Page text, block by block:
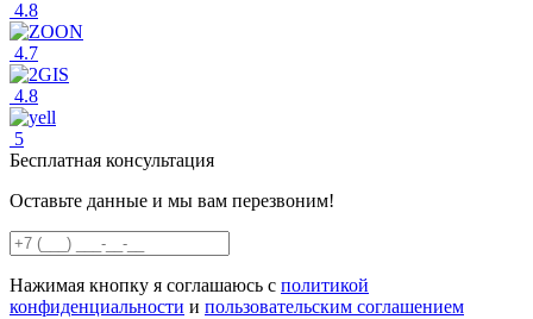
4.8
4.7
4.8
5
Бесплатная консультация
Оставьте данные и мы вам перезвоним!
Нажимая кнопку я соглашаюсь с политикой
конфиденциальности и пользовательским соглашением